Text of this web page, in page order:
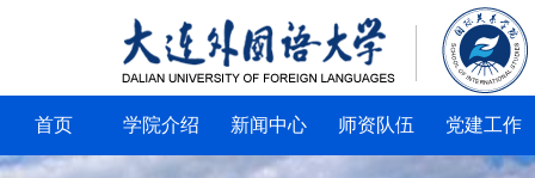
首页 学院介绍 新闻中心 师资队伍 党建工作